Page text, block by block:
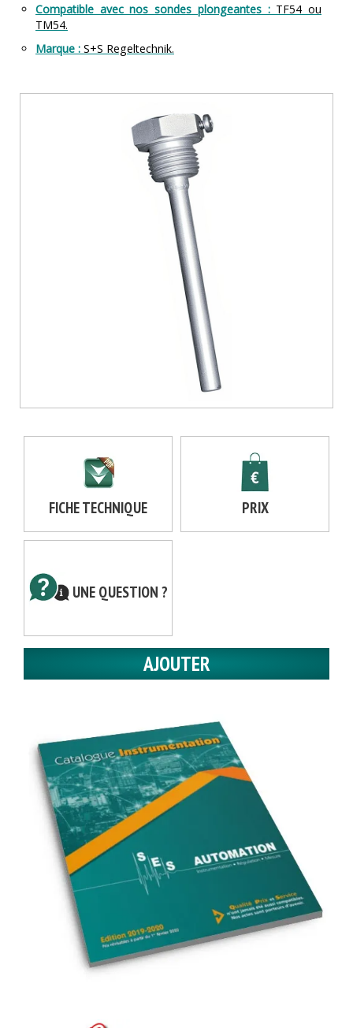
Compatible avec nos sondes plongeantes :TF54 ou
TM54.
Marque : S+S Regeltechnik.
FICHE TECHNIQUE PRIX